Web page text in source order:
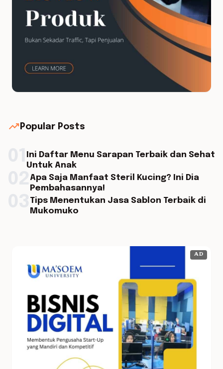
trending_up Popular Posts
Ini Daftar Menu Sarapan Terbaik dan Sehat
Untuk Anak
Apa Saja Manfaat Steril Kucing? Ini Dia
Pembahasannya!
Tips Menentukan Jasa Sablon Terbaik di
Mukomuko
AD